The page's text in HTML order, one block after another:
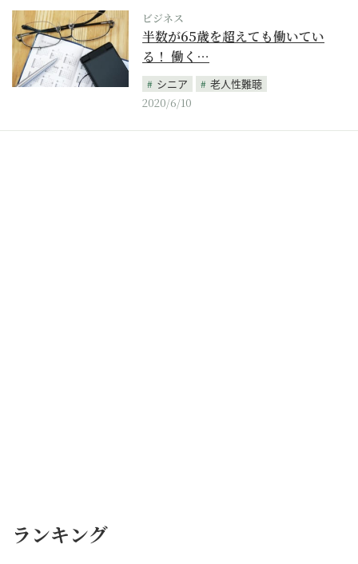
ビジネス
半数が65歳を超えても働いてい
る！ 働く…
シニア
老人性難聴
2020/6/10
ランキング